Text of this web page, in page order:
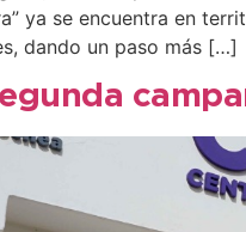
ya se encuentra en
dando un paso más […]